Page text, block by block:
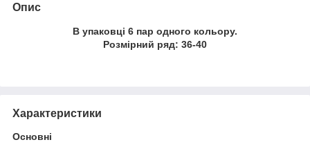
Опис
В упаковці 6 пар одного кольору.
Розмірний ряд: 36-40
Характеристики
Основні